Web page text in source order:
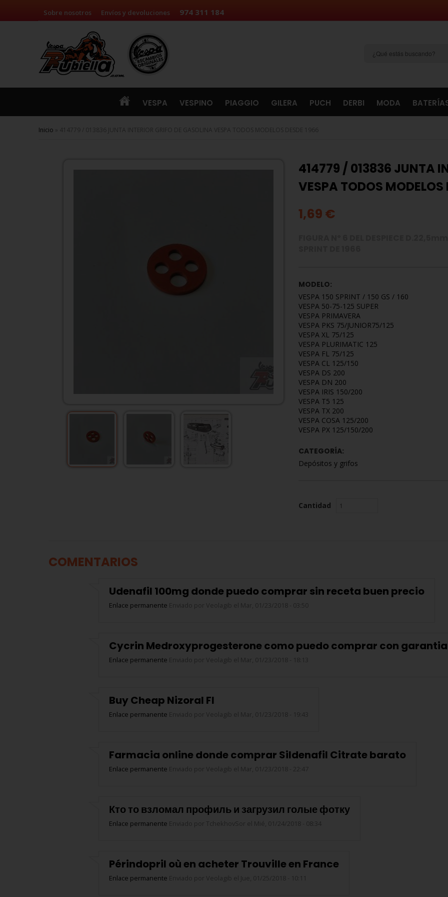
Sobre nosotros Envíos y devoluciones 974 311 184
VESPA VESPINO PIAGGIO GILERA PUCH DERBI MODA
Se encuentra usted aquí
Inicio » 414779 / 013836 JUNTA INTERIOR GRIFO DE GASOLINA VESPA TODOS MODELOS DESDE 1966
414779 / 013836 JUNTA
VESPA TODOS MODELOS
1,69 €
MODELO:
VESPA 150 SPRINT / 150 GS / 160
VESPA 50-75-125 SUPER
VESPA PRIMAVERA
VESPA PKS 75/JUNIOR75/125
VESPA XL 75/125
VESPA PLURIMATIC 125
VESPA FL 75/125
VESPA CL 125/150
VESPA DS 200
VESPA DN 200
VESPA IRIS 150/200
VESPA T5 125
VESPA TX 200
VESPA COSA 125/200
VESPA PX 125/150/200
CATEGORÍA:
Depósitos y grifos
Cantidad
COMENTARIOS
Udenafil 100mg donde puedo comprar sin receta buen precio
Enlace permanente Enviado por Veolagib el Mar, 01/23/2018 - 03:50
Cycrin Medroxyprogesterone como puedo comprar con garantia
Enlace permanente Enviado por Veolagib el Mar, 01/23/2018 - 18:13
Buy Cheap Nizoral FI
Enlace permanente Enviado por Veolagib el Mar, 01/23/2018 - 19:43
Farmacia online donde comprar Sildenafil Citrate barato
Enlace permanente Enviado por Veolagib el Mar, 01/23/2018 - 22:47
Кто то взломал профиль и загрузил голые фотку
Enlace permanente Enviado por TchekhovSor el Mié, 01/24/2018 - 08:34
Périndopril où en acheter Trouville en France
Enlace permanente Enviado por Veolagib el Jue, 01/25/2018 - 10:11